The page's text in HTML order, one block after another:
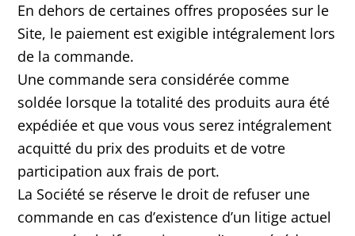
En dehors de certaines offres proposées sur le
Site, le paiement est exigible intégralement lors
de la commande.
Une commande sera considérée comme
soldée lorsque la totalité des produits aura été
expédiée et que vous vous serez intégralement
acquitté du prix des produits et de votre
participation aux frais de port.
La Société se réserve le droit de refuser une
commande en cas d’existence d’un litige actuel